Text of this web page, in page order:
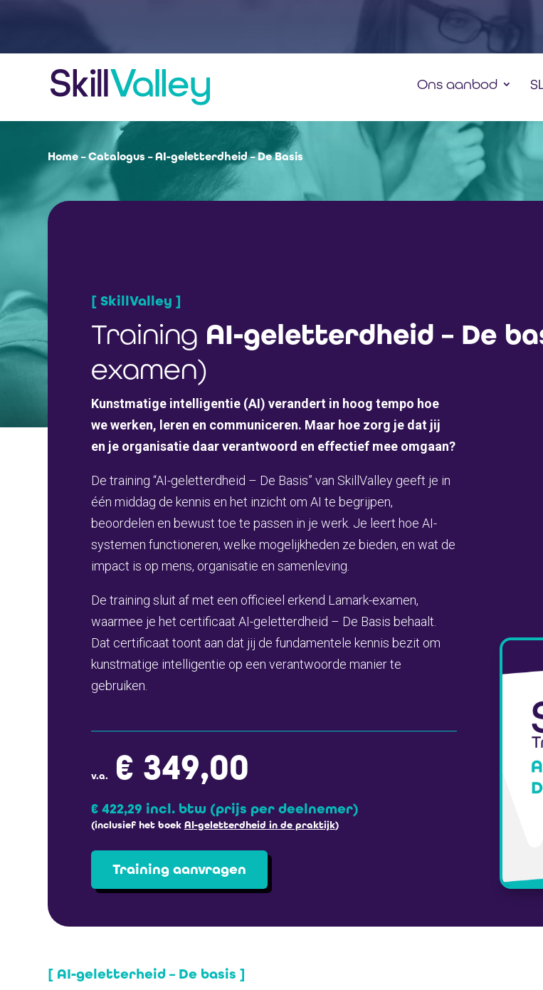
Ons aanbod
Home –Catalogus –AI-geletterdheid – De Basis
[ SkillValley ]
Training AI-geletterdheid – De
examen)
Kunstmatige intelligentie (AI) verandert in hoog tempo hoe
we werken, leren en communiceren. Maar hoe zorg je dat jij
en je organisatie daar verantwoord en effectief mee omgaan?
De training “AI-geletterdheid – De Basis” van SkillValley geeft je in
één middag de kennis en het inzicht om AI te begrijpen,
beoordelen en bewust toe te passen in je werk. Je leert hoe AI-
systemen functioneren, welke mogelijkheden ze bieden, en wat de
impact is op mens, organisatie en samenleving.
De training sluit af met een officieel erkend Lamark-examen,
waarmee je het certificaat AI-geletterdheid – De Basis behaalt.
Dat certificaat toont aan dat jij de fundamentele kennis bezit om
kunstmatige intelligentie op een verantwoorde manier te
gebruiken.
v.a. € 349,00
€ 422,29 incl. btw (prijs per deelnemer)
(inclusief het boek AI-geletterdheid in de praktijk)
Training aanvragen
[ AI-geletterheid – De basis ]